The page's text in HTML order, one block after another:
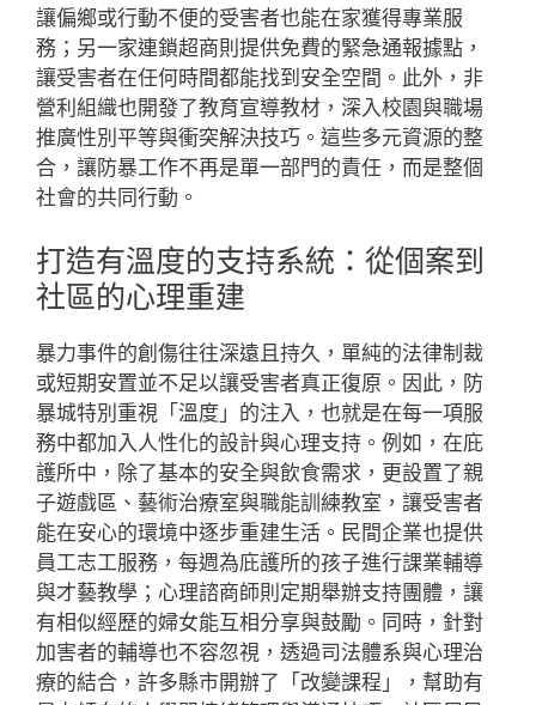
讓偏鄉或行動不便的受害者也能在家獲得專業服
務；另一家連鎖超商則提供免費的緊急通報據點，
讓受害者在任何時間都能找到安全空間。此外，非
營利組織也開發了教育宣導教材，深入校園與職場
推廣性別平等與衝突解決技巧。這些多元資源的整
合，讓防暴工作不再是單一部門的責任，而是整個
社會的共同行動。
打造有溫度的支持系統：從個案到
社區的心理重建
暴力事件的創傷往往深遠且持久，單純的法律制裁
或短期安置並不足以讓受害者真正復原。因此，防
暴城特別重視「溫度」的注入，也就是在每一項服
務中都加入人性化的設計與心理支持。例如，在庇
護所中，除了基本的安全與飲食需求，更設置了親
子遊戲區、藝術治療室與職能訓練教室，讓受害者
能在安心的環境中逐步重建生活。民間企業也提供
員工志工服務，每週為庇護所的孩子進行課業輔導
與才藝教學；心理諮商師則定期舉辦支持團體，讓
有相似經歷的婦女能互相分享與鼓勵。同時，針對
加害者的輔導也不容忽視，透過司法體系與心理治
療的結合，許多縣市開辦了「改變課程」，幫助有